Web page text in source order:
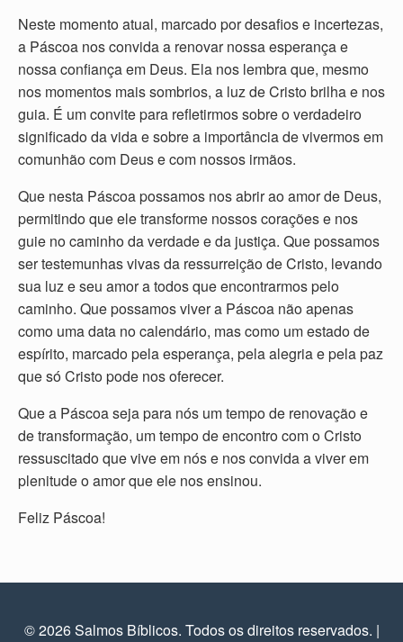
Neste momento atual, marcado por desafios e incertezas,
a Páscoa nos convida a renovar nossa esperança e
nossa confiança em Deus. Ela nos lembra que, mesmo
nos momentos mais sombrios, a luz de Cristo brilha e nos
guia. É um convite para refletirmos sobre o verdadeiro
significado da vida e sobre a importância de vivermos em
comunhão com Deus e com nossos irmãos.
Que nesta Páscoa possamos nos abrir ao amor de Deus,
permitindo que ele transforme nossos corações e nos
guie no caminho da verdade e da justiça. Que possamos
ser testemunhas vivas da ressurreição de Cristo, levando
sua luz e seu amor a todos que encontrarmos pelo
caminho. Que possamos viver a Páscoa não apenas
como uma data no calendário, mas como um estado de
espírito, marcado pela esperança, pela alegria e pela paz
que só Cristo pode nos oferecer.
Que a Páscoa seja para nós um tempo de renovação e
de transformação, um tempo de encontro com o Cristo
ressuscitado que vive em nós e nos convida a viver em
plenitude o amor que ele nos ensinou.
Feliz Páscoa!
© 2026 Salmos Bíblicos. Todos os direitos reservados. |